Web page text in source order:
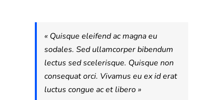
« Quisque eleifend ac magna eu
sodales. Sed ullamcorper bibendum
lectus sed scelerisque. Quisque non
consequat orci. Vivamus eu ex id erat
luctus congue ac et libero »